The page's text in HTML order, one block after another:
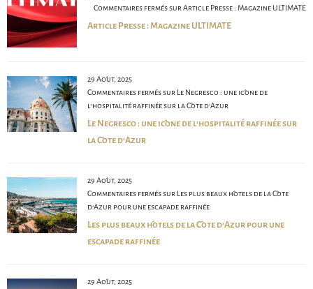
Commentaires ferméssur Article Presse : Magazine ULTIMATE
Article Presse : Magazine ULTIMATE
29 Août, 2025
Commentaires ferméssur Le Negresco : une icône de
l’hospitalité raffinée sur la Côte d’Azur
Le Negresco : une icône de l’hospitalité raffinée sur
la Côte d’Azur
29 Août, 2025
Commentaires ferméssur Les plus beaux hôtels de la Côte
d’Azur pour une escapade raffinée
Les plus beaux hôtels de la Côte d’Azur pour une
escapade raffinée
29 Août, 2025